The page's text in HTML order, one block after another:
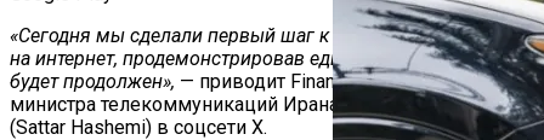
«Сегодня мы сделали первый шаг к снятию ограничений
на интернет, продемонстрировав единство. Этот путь
будет продолжен», — приводит Financial Times сообщение
министра телекоммуникаций Ирана Саттара Хашеми
(Sattar Hashemi) в соцсети X.